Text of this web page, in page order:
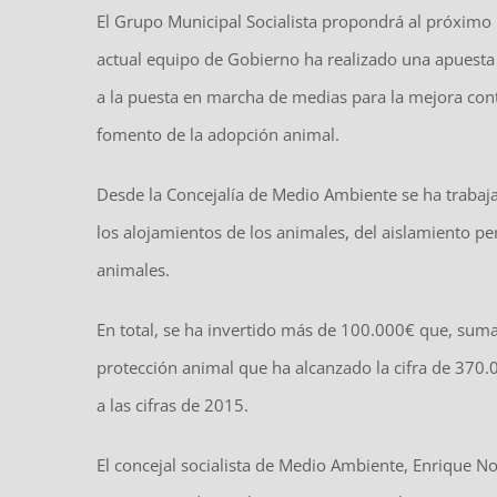
El Grupo Municipal Socialista propondrá al
actual equipo de Gobierno ha realizado una
a la puesta en marcha de medias para la mejora
fomento de la adopción animal.
Desde la Concejalía de Medio Ambiente se ha
los alojamientos de los animales, del aislamiento
animales.
En total, se ha invertido más de 100.000€ que,
protección animal que ha alcanzado la cifra de
a las cifras de 2015.
El concejal socialista de Medio Ambiente, Enrique